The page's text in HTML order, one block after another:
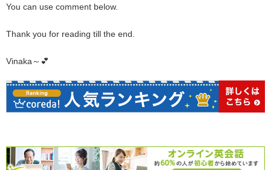
You can use comment below.
Thank you for reading till the end.
Vinaka～💕